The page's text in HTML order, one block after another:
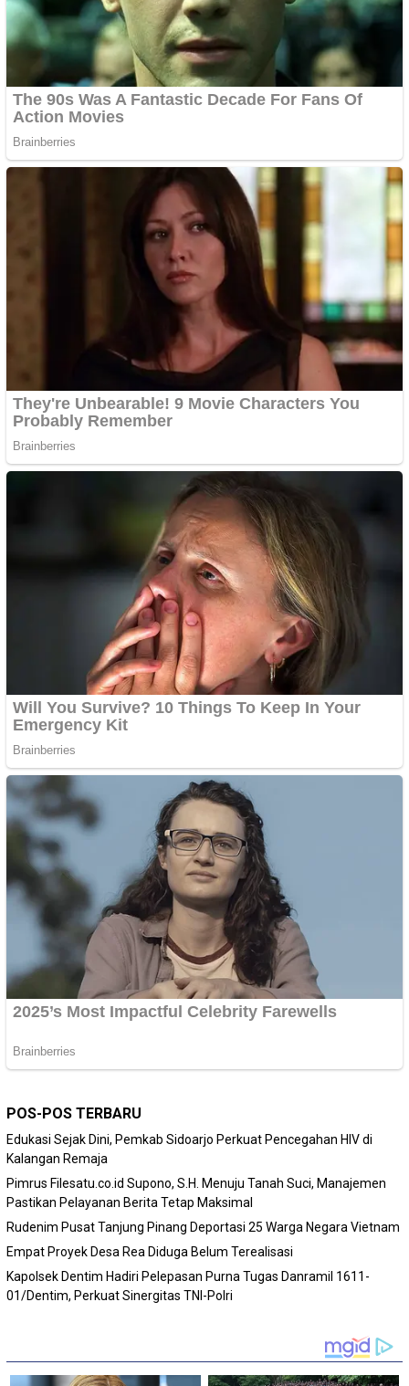
POS-POS TERBARU
Edukasi Sejak Dini, Pemkab Sidoarjo Perkuat Pencegahan HIV di
Kalangan Remaja
Pimrus Filesatu.co.id Supono, S.H. Menuju Tanah Suci, Manajemen
Pastikan Pelayanan Berita Tetap Maksimal
Rudenim Pusat Tanjung Pinang Deportasi 25 Warga Negara Vietnam
Empat Proyek Desa Rea Diduga Belum Terealisasi
Kapolsek Dentim Hadiri Pelepasan Purna Tugas Danramil 1611-
01/Dentim, Perkuat Sinergitas TNI-Polri